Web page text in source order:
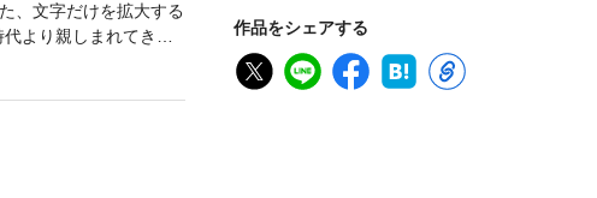
作品をシェアする
、文字だけを拡大する
より親しまれてきた
・日知録のように明